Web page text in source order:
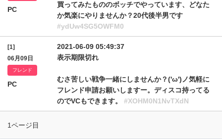
PC
買ってみたもののボッチでやっています、どなた
か気楽にやりませんか？20代後半男です
#ydUw4SG5OWFM0
[1]
06月09日
フレンド
PC
2021-06-09 05:49:37
表示期限切れ
むさ苦しい戦争一緒にしませんか？('ω')ノ気軽に
フレンド申請お願いしますー。ディスコ持ってる
のでVCもできます。 #XOHM0N1NvTXdN
1ページ目